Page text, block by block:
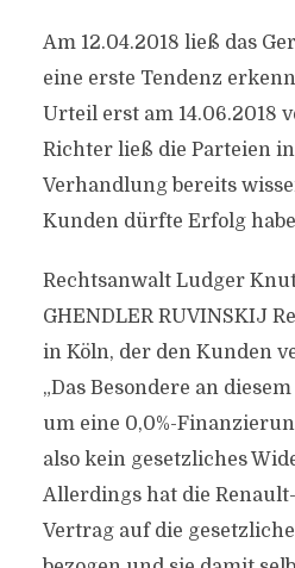
Am 12.04.2018 ließ das
eine erste Tendenz
Urteil erst am 14.06.2018
Richter ließ die Parteien
Verhandlung bereits
Kunden dürfte Erfolg
Rechtsanwalt Ludger
GHENDLER RUVINSKIJ
in Köln, der den Kunden
„Das Besondere an
um eine 0,0%-
also kein gesetzliches
Allerdings hat die
Vertrag auf die